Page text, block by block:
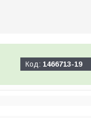
Код: 1466713-19